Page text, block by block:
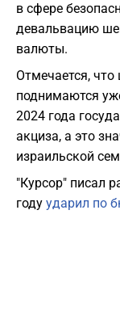
в сфере
девальвацию
валюты.
Отмечается,
поднимаются
2024 года
акциза, а это
израильской
"Курсор" писал
году ударил по